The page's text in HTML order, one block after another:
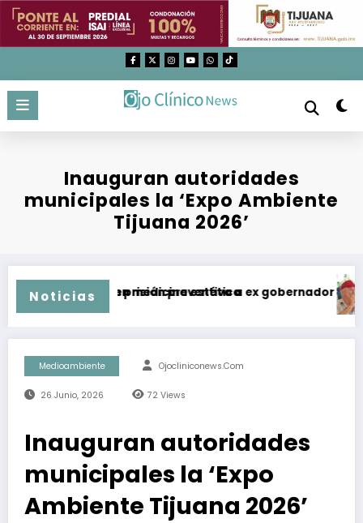
Saltar
contenido
Inauguran autoridades
municipales la ‘Expo Ambiente
Tijuana 2026’
Noticias
utilizados en medicina estética
Imputan y dan prisión preventiva a ex gobernador de
Medioambiente Ojocliniconews.com
26 Junio, 2026 72 Views
Inauguran autoridades
municipales la ‘Expo
Ambiente Tijuana 2026’